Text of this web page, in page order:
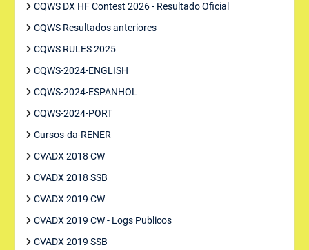
CQWS DX HF Contest 2026 - Resultado Oficial
CQWS Resultados anteriores
CQWS RULES 2025
CQWS-2024-ENGLISH
CQWS-2024-ESPANHOL
CQWS-2024-PORT
Cursos-da-RENER
CVADX 2018 CW
CVADX 2018 SSB
CVADX 2019 CW
CVADX 2019 CW - Logs Publicos
CVADX 2019 SSB